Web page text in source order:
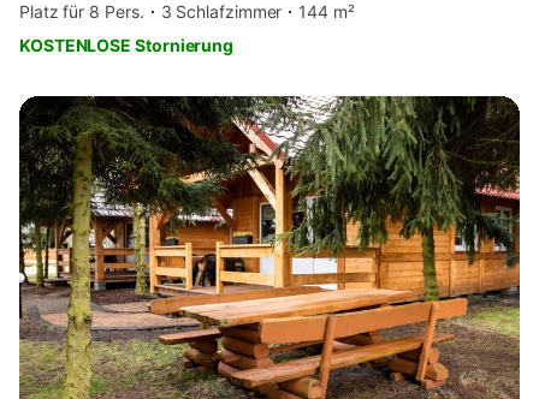
Platz für 8 Pers.
3 Schlafzimmer
144 m²
KOSTENLOSE Stornierung